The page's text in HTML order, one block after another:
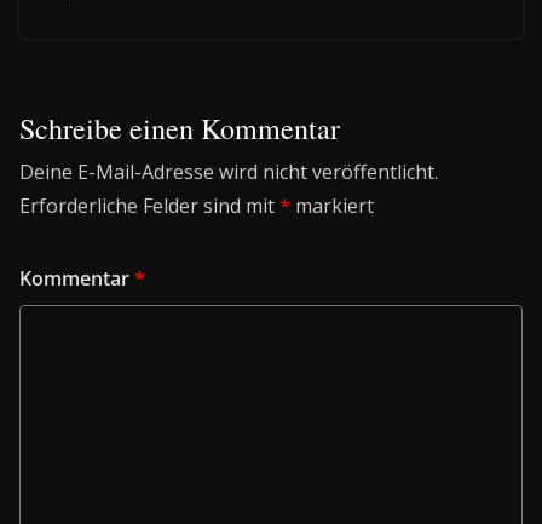
Schreibe einen Kommentar
Deine E-Mail-Adresse wird nicht veröffentlicht.
Erforderliche Felder sind mit* markiert
Kommentar*